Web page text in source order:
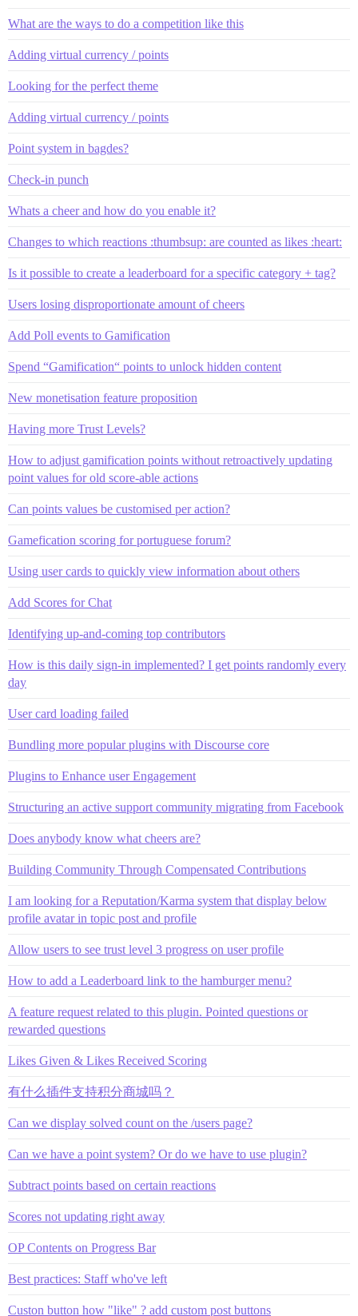
What are the ways to do a competition like this
Adding virtual currency / points
Looking for the perfect theme
Adding virtual currency / points
Point system in bagdes?
Check-in punch
Whats a cheer and how do you enable it?
Changes to which reactions :thumbsup: are counted as likes :heart:
Is it possible to create a leaderboard for a specific category + tag?
Users losing disproportionate amount of cheers
Add Poll events to Gamification
Spend “Gamification“ points to unlock hidden content
New monetisation feature proposition
Having more Trust Levels?
How to adjust gamification points without retroactively updating
point values for old score-able actions
Can points values be customised per action?
Gamefication scoring for portuguese forum?
Using user cards to quickly view information about others
Add Scores for Chat
Identifying up-and-coming top contributors
How is this daily sign-in implemented? I get points randomly every
day
User card loading failed
Bundling more popular plugins with Discourse core
Plugins to Enhance user Engagement
Structuring an active support community migrating from Facebook
Does anybody know what cheers are?
Building Community Through Compensated Contributions
I am looking for a Reputation/Karma system that display below
profile avatar in topic post and profile
Allow users to see trust level 3 progress on user profile
How to add a Leaderboard link to the hamburger menu?
A feature request related to this plugin. Pointed questions or
rewarded questions
Likes Given & Likes Received Scoring
有什么插件支持积分商城吗？
Can we display solved count on the /users page?
Can we have a point system? Or do we have to use plugin?
Subtract points based on certain reactions
Scores not updating right away
OP Contents on Progress Bar
Best practices: Staff who've left
Custon button how "like" ? add custom post buttons